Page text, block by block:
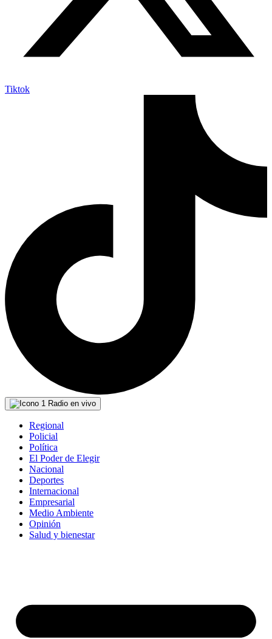
Tiktok
Radio en vivo
Regional
Policial
Política
El Poder de Elegir
Nacional
Deportes
Internacional
Empresarial
Medio Ambiente
Opinión
Salud y bienestar